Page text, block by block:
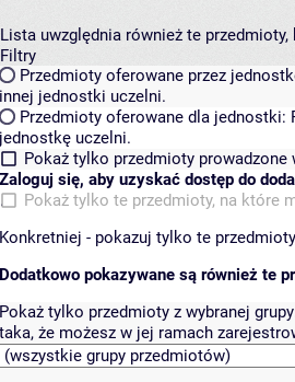
Lista uwzględnia również te
Filtry
Przedmioty oferowane przez
innej jednostki uczelni.
Przedmioty oferowane dla jednostki:
jednostkę uczelni.
Pokaż tylko przedmioty
Zaloguj się, aby uzyskać dostęp do
Pokaż tylko te przedmioty, na które
Konkretniej - pokazuj tylko te
Dodatkowo pokazywane są również te
Pokaż tylko przedmioty z wybranej
taka, że możesz w jej ramach